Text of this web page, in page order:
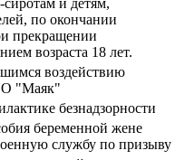
и детям,
по окончании
прекращении
возраста 18 лет.
воздействию
"Маяк"
безнадзорности
беременной жене
службу по призыву